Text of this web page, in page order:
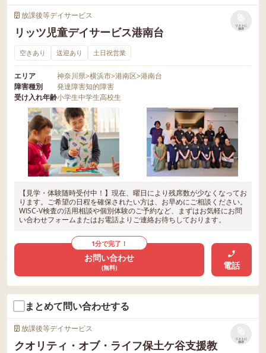
放課後等デイサービス
リッツ児童デイサービス港南台
リストに
保存
空きあり 送迎あり 土日祝営業
エリア 神奈川県>横浜市>港南区>港南台
障害種別
発達障害知的障害
受け入れ年齢小学生中学生高校生
【見学・体験随時受付中！】現在、曜日により残席数が少なくなってお
ります。ご希望の日程を確保されたい方は、お早めにご相談ください。
WISC-V検査の活用相談や個別体験のご予約など、まずはお気軽にお問
い合わせフォームまたはお電話よりご連絡お待ちしております。
1分で完了！
お問い合わせ
(無料) 電話
まとめて問い合わせする
放課後等デイサービス
クオリティ・オブ・ライフ保土ケ谷支援教
リストに
保存